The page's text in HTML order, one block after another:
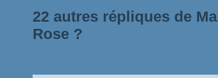
22 autres répliques de
Rose ?